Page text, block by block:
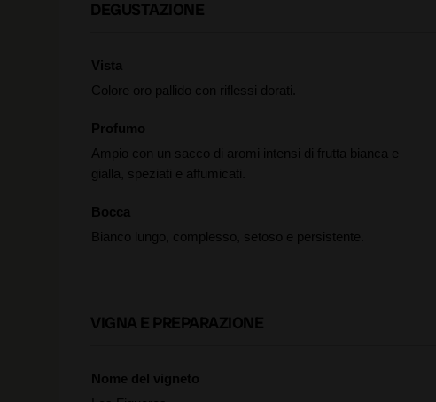
DEGUSTAZIONE
Vista
Colore oro pallido con riflessi dorati.
Profumo
Ampio con un sacco di aromi intensi di frutta bianca e
gialla, speziati e affumicati.
Bocca
Bianco lungo, complesso, setoso e persistente.
VIGNA E PREPARAZIONE
Nome del vigneto